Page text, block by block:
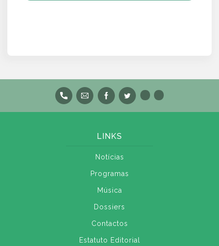
LINKS
Notícias
Programas
Música
Dossiers
Contactos
Estatuto Editorial